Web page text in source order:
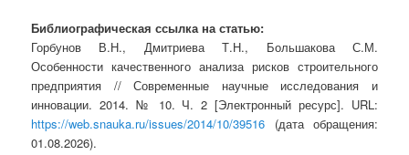
Библиографическая ссылка на статью:
Горбунов В.Н., Дмитриева Т.Н., Большакова С.М.
Особенности качественного анализа рисков строительного
предприятия // Современные научные исследования и
инновации. 2014. № 10. Ч. 2 [Электронный ресурс]. URL:
https://web.snauka.ru/issues/2014/10/39516 (дата обращения:
01.08.2026).